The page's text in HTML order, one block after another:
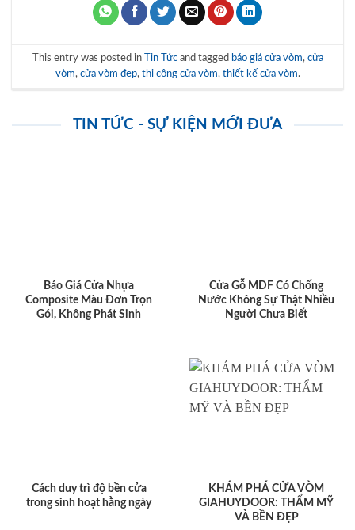
This entry was posted in Tin Tứcand tagged báo giá cửa vòm, cửa
vòm, cửa vòm đẹp, thi công cửa vòm, thiết kế cửa vòm.
TIN TỨC - SỰ KIỆN MỚI ĐƯA
Báo Giá Cửa Nhựa
Composite Màu Đơn Trọn
Gói, Không Phát Sinh
Cửa Gỗ MDF Có Chống
Nước Không Sự Thật Nhiều
Người Chưa Biết
Cách duy trì độ bền cửa
trong sinh hoạt hằng ngày
KHÁM PHÁ CỬA VÒM
GIAHUYDOOR: THẨM MỸ
VÀ BỀN ĐẸP